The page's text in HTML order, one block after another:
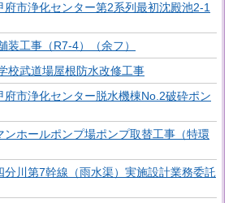
府市浄化センター第2系列最初沈殿池2-1
装工事（R7-4）（余フ）
校武道場屋根防水改修工事
府市浄化センター脱水機棟No.2破砕ポン
ンホールポンプ場ポンプ取替工事（特環
分川第7幹線（雨水渠）実施設計業務委託